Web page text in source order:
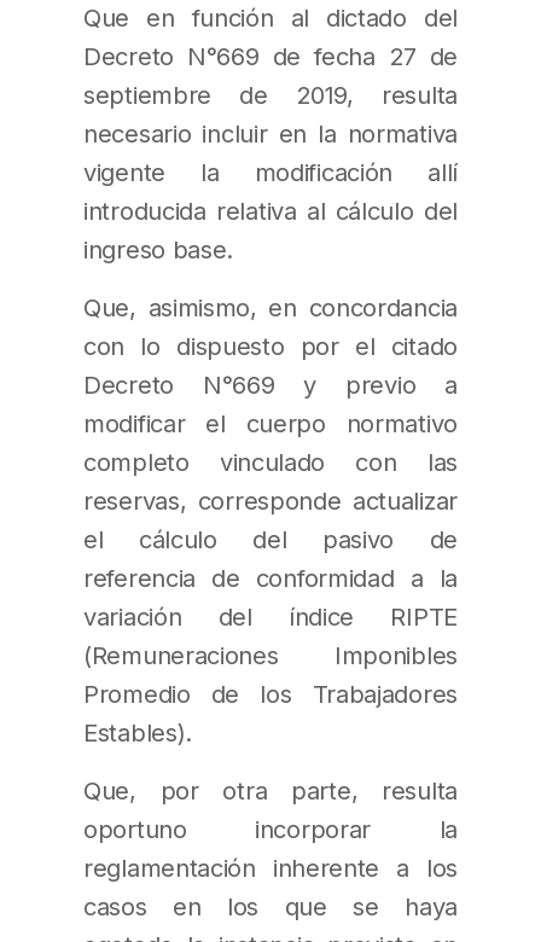
Que en función al dictado del
Decreto N°669 de fecha 27 de
septiembre de 2019, resulta
necesario incluir en la normativa
vigente la modificación allí
introducida relativa al cálculo del
ingreso base.
Que, asimismo, en concordancia
con lo dispuesto por el citado
Decreto N°669 y previo a
modificar el cuerpo normativo
completo vinculado con las
reservas, corresponde actualizar
el cálculo del pasivo de
referencia de conformidad a la
variación del índice RIPTE
(Remuneraciones Imponibles
Promedio de los Trabajadores
Estables).
Que, por otra parte, resulta
oportuno incorporar la
reglamentación inherente a los
casos en los que se haya